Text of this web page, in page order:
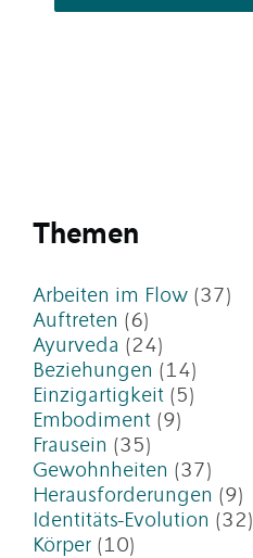
Themen
Arbeiten im Flow (37)
Auftreten (6)
Ayurveda (24)
Beziehungen (14)
Einzigartigkeit (5)
Embodiment (9)
Frausein (35)
Gewohnheiten (37)
Herausforderungen (9)
Identitäts-Evolution (32)
Körper (10)